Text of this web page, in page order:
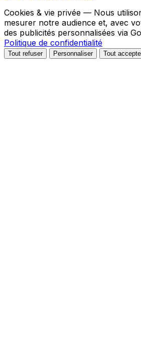
Cookies & vie privée — Nous
mesurer notre audience et, avec
des publicités personnalisées via
Politique de confidentialité
Tout refuser Personnaliser Tout